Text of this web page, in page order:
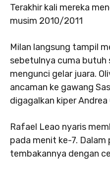
Terakhir kali mereka
musim 2010/2011
Milan langsung tampil
sebetulnya cuma butuh
mengunci gelar juara.
ancaman ke gawang
digagalkan kiper Andrea
Rafael Leao nyaris
pada menit ke-7. Dalam
tembakannya dengan